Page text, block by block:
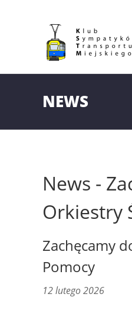
NEWS
News -
Orkiestry
Zachęcamy
Pomocy
12 lutego 2026